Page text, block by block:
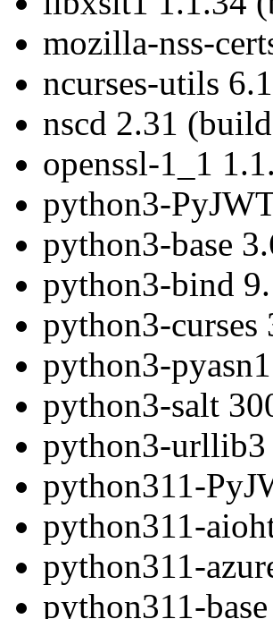
mozilla-nss-
ncurses-utils
nscd 2.31
openssl-1_1
python3-
python3-base
python3-bind
python3-
python3-
python3-salt
python3-urllib3
python311-
python311-
python311-
python311-